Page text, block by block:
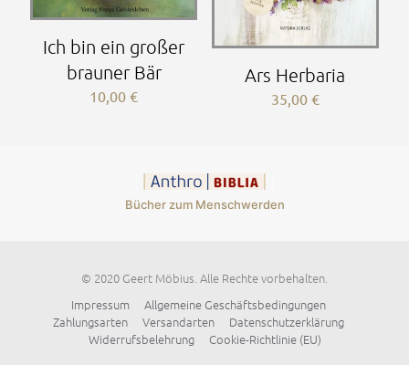
Ich bin ein großer
brauner Bär
10,00€
Ars Herbaria
35,00 €
Bücher zum Menschwerden
© 2020 Geert Möbius. Alle Rechte vorbehalten.
Impressum
Allgemeine Geschäftsbedingungen
Zahlungsarten
Versandarten
Datenschutzerklärung
Widerrufsbelehrung
Cookie-Richtlinie (EU)